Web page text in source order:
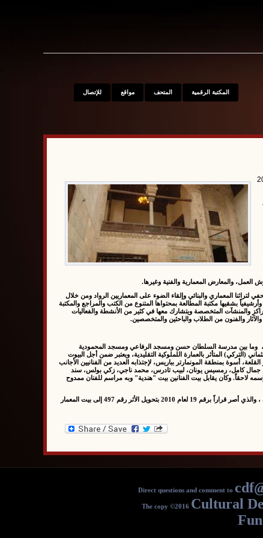
للإتصال مواقع المتحف المكتبة الرقمية
العمل، والمعارض المعمارية والفنية وغيرها.
المعماري والبنائي وإلقاء الضوء على المعماريين الرواد ومن خلال
بشقيها مكتبة المطالعة بمحتواها المتنوع من الكتب والمراجع والمكتبة
والمنشآت المتخصصة ويتشارك معها في كثير من الأنشطة والفعاليات
والفنون من الطلاب والباحثين والمتخصصين.
وما بين مدرسة السلطان حسن ومسجد الرفاعي ومسجد المحمودية
المتأثر بالعمارة اللملوكية التقليدية، ويعتبر ضمن أجل البيوت
أسوة بمنطقة المونمارتر بباريس، لإجتذابه العديد من الفنانيين الأجانب
فهيم، جمال كامل، رمسيس يونان، لبيب تادرس، محمد ناجي، زكي بولس، سند
لاحقاً. وكان يقابل بيت الفنانين بيت "هندية" وبه مراسم للفنان ممدوح
وبعد وفاة المعماري العالمي حسن فتحي في عام 1989 أهمل البيت إلى أن تم تجديده في أوائل الألفية، إلى أن تقدم المعماري عصام صفي الدين بفكرة مشروع بيت المعمار إلى وزير الثقافة ، والذي أصر قراراً برقم 19 لعام 2010 بتحويل الأثر رقم 497 إلى بيت المعمار
Direct questions and comment to
The copy ©2016 Cultural